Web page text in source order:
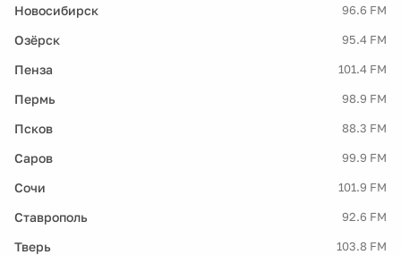
Новосибирск 96.6 FM
Озёрск 95.4 FM
Пенза 101.4 FM
Пермь 98.9 FM
Псков 88.3 FM
Саров 99.9 FM
Сочи 101.9 FM
Ставрополь 92.6 FM
Тверь 103.8 FM